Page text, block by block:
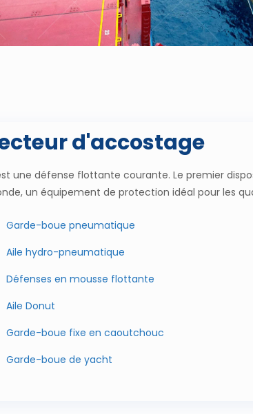
d'accostage
une défense flottante courante. Le premier
un équipement de protection idéal pour les
Garde-boue pneumatique
Aile hydro-pneumatique
Défenses en mousse flottante
Aile Donut
Garde-boue fixe en caoutchouc
Garde-boue de yacht